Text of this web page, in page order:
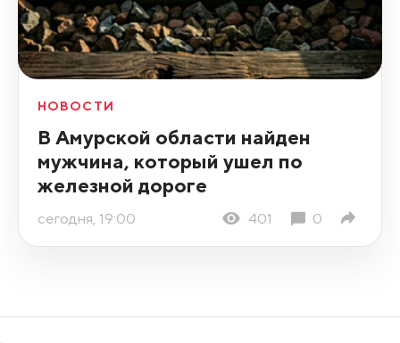
НОВОСТИ
В Амурской области найден
мужчина, который ушел по
железной дороге
сегодня, 19:00 401 0